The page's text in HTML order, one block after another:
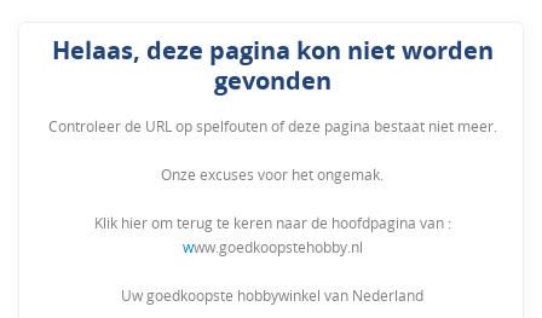
Helaas, deze pagina kon niet worden
gevonden
Controleer de URL op spelfouten of deze pagina bestaat niet meer.
Onze excuses voor het ongemak.
Klik hier om terug te keren naar de hoofdpagina van :
www.goedkoopstehobby.nl
Uw goedkoopste hobbywinkel van Nederland